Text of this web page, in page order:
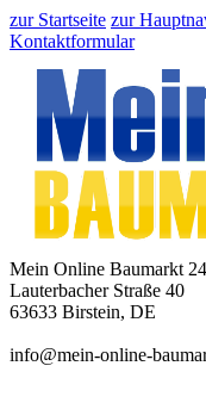
zur Startseite zur
Kontaktformular
Mein Online Baumarkt 24
Lauterbacher Straße 40
63633 Birstein, DE
info@mein-online-